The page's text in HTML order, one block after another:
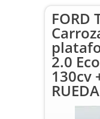
FORD
2.0
130cv